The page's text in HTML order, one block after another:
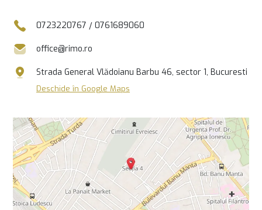
0723220767 / 0761689060
office@rimo.ro
Strada General Vlădoianu Barbu 46, sector 1, Bucuresti
Deschide în Google Maps